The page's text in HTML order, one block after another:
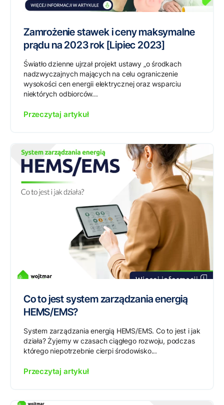
Zamrożenie stawek i ceny maksymalne
prądu na 2023 rok [Lipiec 2023]
Światło dzienne ujrzał projekt ustawy „o środkach
nadzwyczajnych mających na celu ograniczenie
wysokości cen energii elektrycznej oraz wsparciu
niektórych odbiorców...
Przeczytaj artykuł
Co to jest system zarządzania energią
HEMS/EMS?
System zarządzania energią HEMS/EMS. Co to jest i jak
działa? Żyjemy w czasach ciągłego rozwoju, podczas
którego niepotrzebnie cierpi środowisko...
Przeczytaj artykuł